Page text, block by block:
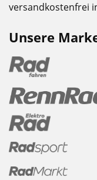
versandkostenfrei
Unsere